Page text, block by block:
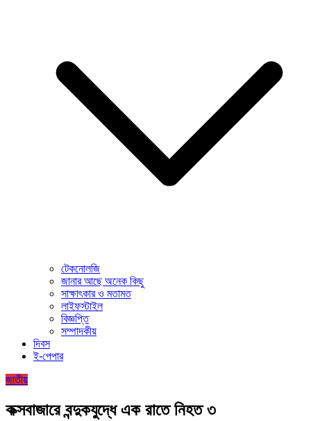
টেকনোলজি
জানার আছে অনেক কিছু
সাক্ষাৎকার ও মতামত
লাইফস্টাইল
বিজ্ঞপ্তি
সম্পাদকীয়
দিবস
ই-পেপার
জাতীয়
কক্সবাজারে বন্দুকযুদ্ধে এক রাতে নিহত ৩